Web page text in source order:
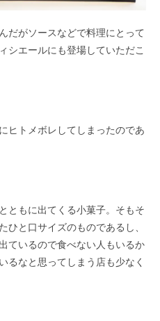
だがソースなどで料理にとって
シエールにも登場していただこ
ヒトメボレしてしまったのであ
ともに出てくる小菓子。そもそ
ひと口サイズのものであるし、
ているので食べない人もいるか
るなと思ってしまう店も少なく